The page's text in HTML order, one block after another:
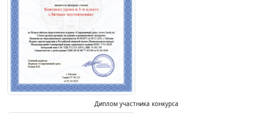
Диплом участника конкурса